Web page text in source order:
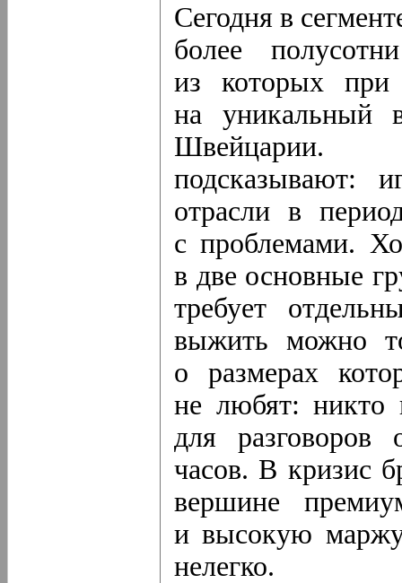
Сегодня в
более
из которых при
на уникальный
Швейцарии.
подсказывают:
отрасли в
с проблемами.
в две основные
требует
выжить можно
о размерах
не любят: никто
для разговоров
часов. В кризис
вершине
и высокую
нелегко.